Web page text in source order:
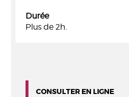
Durée
Plus de 2h.
CONSULTER EN LIGNE